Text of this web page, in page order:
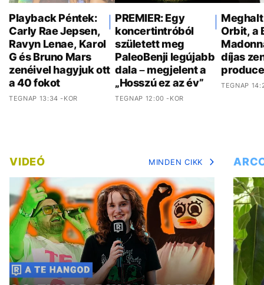
Playback Péntek:
Carly Rae Jepsen,
Ravyn Lenae, Karol
G és Bruno Mars
zenéivel hagyjuk ott
a 40 fokot
TEGNAP 13:34 -KOR
PREMIER: Egy
koncertintróból
született meg
PaleoBenji legújabb
dala – megjelent a
„Hosszú ez az év”
TEGNAP 12:00 -KOR
Orbit, a
díjas
TEGNAP
VIDEÓ MINDEN CIKK